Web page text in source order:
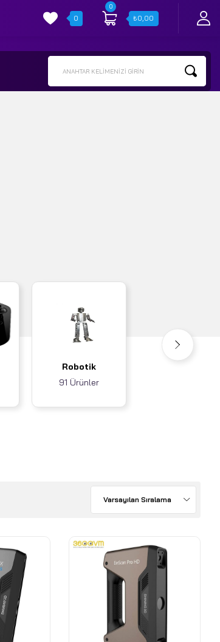
ANAHTAR KELIMENIZI GIRIN
0
0
₺0,00
Robotik
91 Ürünler
Varsayılan Sıralama